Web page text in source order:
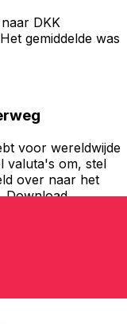
DKK
gemiddelde was
voor wereldwijde
valuta's om, stel
over naar het
Download